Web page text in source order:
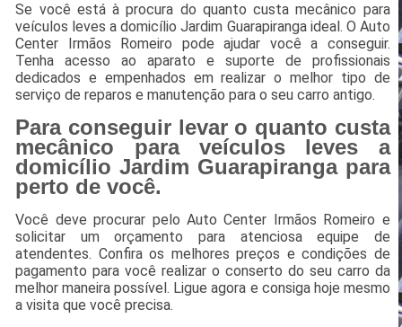
Se você está à procura do quanto custa mecânico para
veículos leves a domicílio Jardim Guarapiranga ideal. O Auto
Center Irmãos Romeiro pode ajudar você a conseguir.
Tenha acesso ao aparato e suporte de profissionais
dedicados e empenhados em realizar o melhor tipo de
serviço de reparos e manutenção para o seu carro antigo.
Para conseguir levar o quanto custa
mecânico para veículos leves a
domicílio Jardim Guarapiranga para
perto de você.
Você deve procurar pelo Auto Center Irmãos Romeiro e
solicitar um orçamento para atenciosa equipe de
atendentes. Confira os melhores preços e condições de
pagamento para você realizar o conserto do seu carro da
melhor maneira possível. Ligue agora e consiga hoje mesmo
a visita que você precisa.